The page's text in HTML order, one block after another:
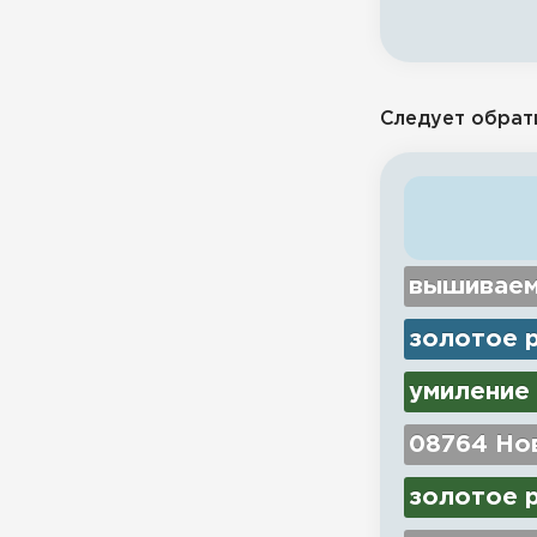
Следует
золотое
08764
золотое